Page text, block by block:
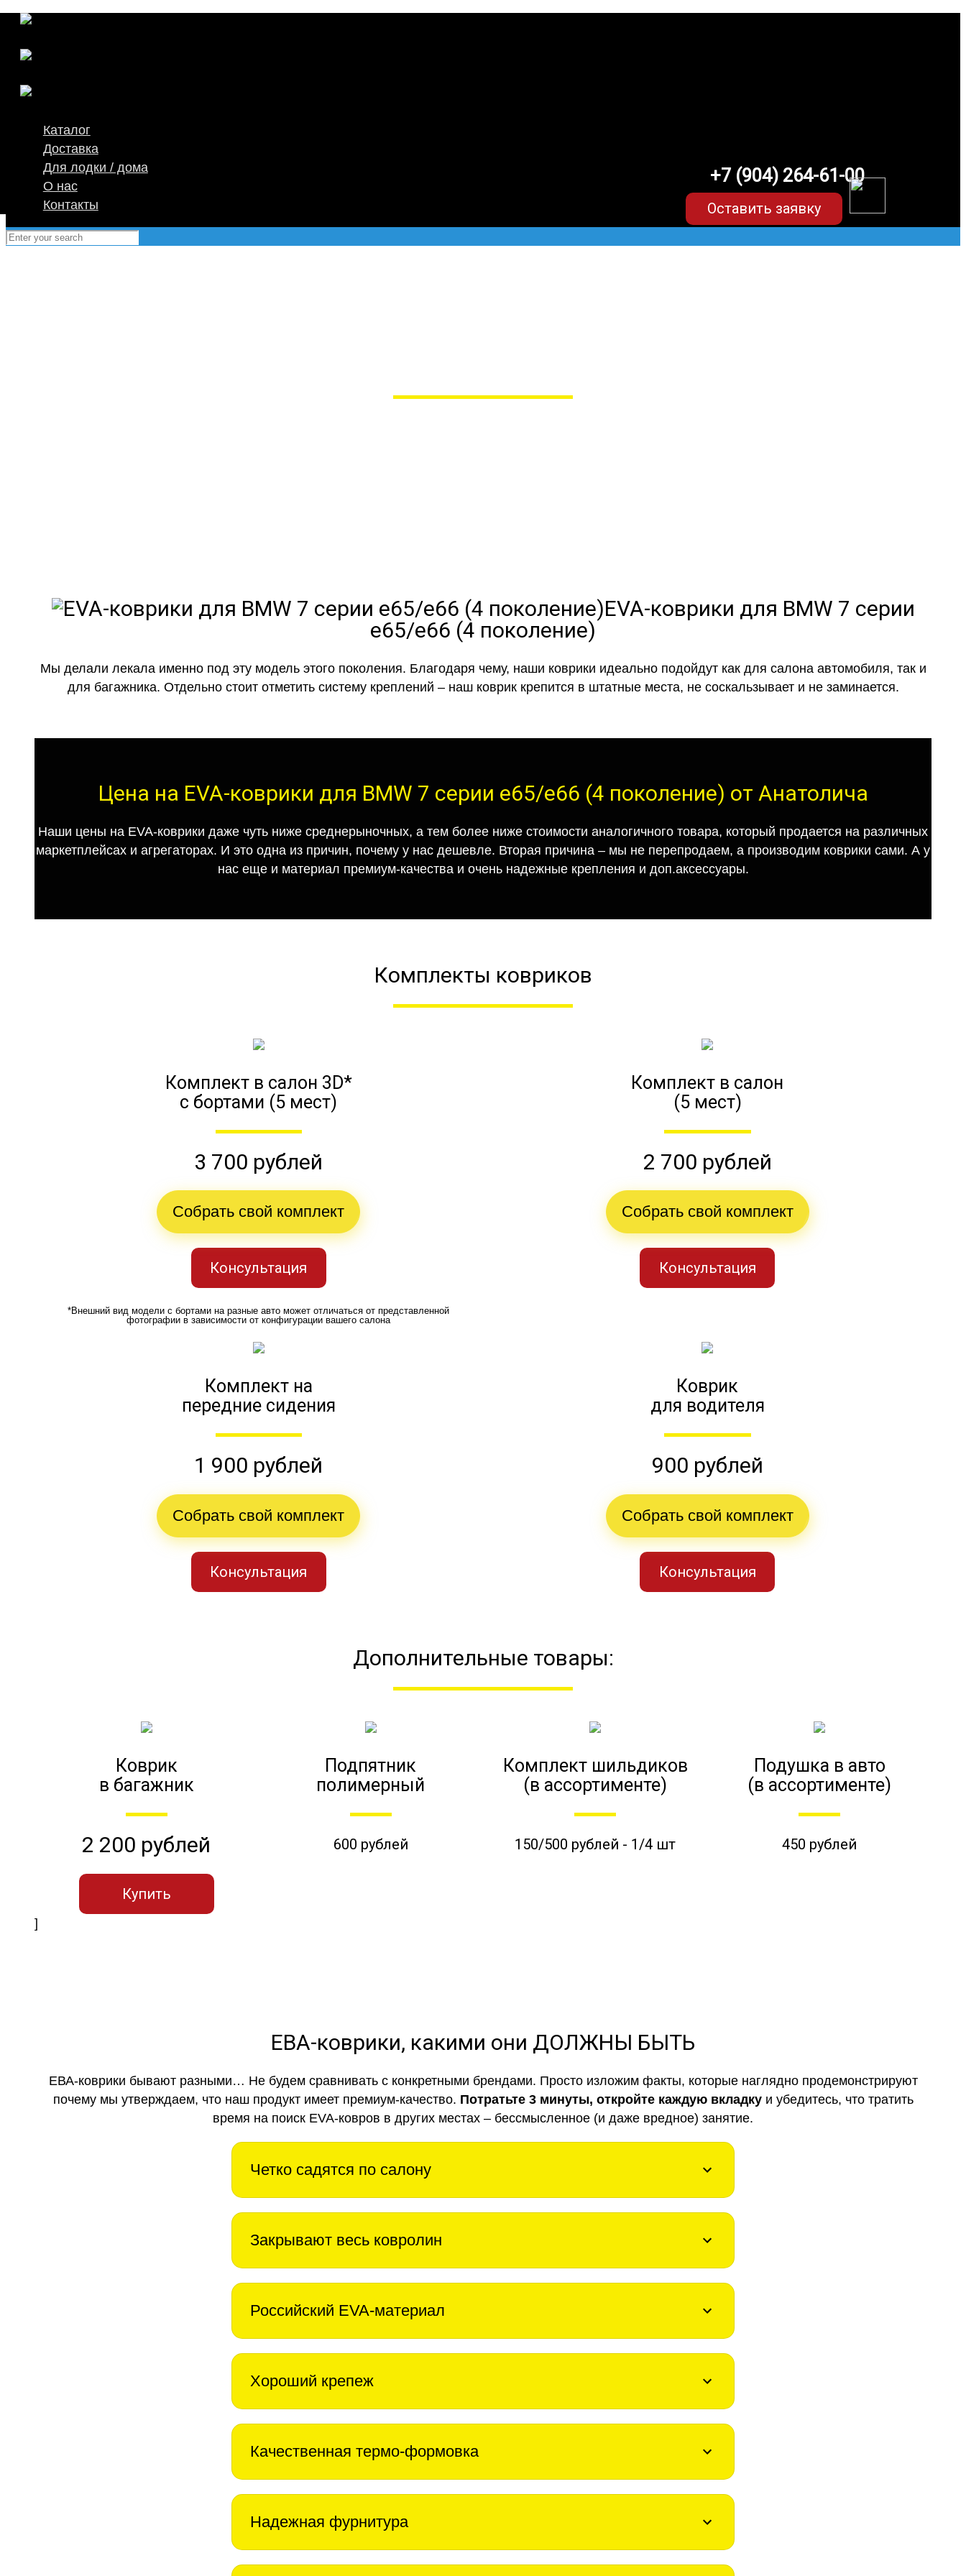
Каталог
Доставка
Для лодки / дома
О нас
Контакты
+7 (904) 264-61-00
Оставить заявку
EVA-коврики для BMW 7 серии
e65/e66 (4 поколение)
Мы делали лекала именно под эту модель этого поколения. Благодаря чему, наши коврики идеально подойдут как для салона автомобиля, так и
для багажника. Отдельно стоит отметить систему креплений – наш коврик крепится в штатные места, не соскальзывает и не заминается.
Цена на EVA-коврики для BMW 7 серии e65/e66 (4 поколение) от Анатолича
Наши цены на EVA-коврики даже чуть ниже среднерыночных, а тем более ниже стоимости аналогичного товара, который продается на различных
маркетплейсах и агрегаторах. И это одна из причин, почему у нас дешевле. Вторая причина – мы не перепродаем, а производим коврики сами. А у
нас еще и материал премиум-качества и очень надежные крепления и доп.аксессуары.
Комплекты ковриков
Комплект в салон 3D*
с бортами (5 мест)
3 700 рублей
Собрать свой комплект
Консультация
*Внешний вид модели с бортами на разные авто может отличаться от представленной
фотографии в зависимости от конфигурации вашего салона
Комплект в салон
(5 мест)
2 700 рублей
Собрать свой комплект
Консультация
Комплект на
передние сидения
1 900 рублей
Собрать свой комплект
Консультация
Коврик
для водителя
900 рублей
Собрать свой комплект
Консультация
Дополнительные товары:
Коврик
в багажник
2 200 рублей
Купить
Подпятник
полимерный
600 рублей
Комплект шильдиков
(в ассортименте)
150/500 рублей - 1/4 шт
Подушка в авто
(в ассортименте)
450 рублей
]
ЕВА-коврики, какими они ДОЛЖНЫ БЫТЬ
ЕВА-коврики бывают разными… Не будем сравнивать с конкретными брендами. Просто изложим факты, которые наглядно продемонстрируют
почему мы утверждаем, что наш продукт имеет премиум-качество. Потратьте 3 минуты, откройте каждую вкладкуи убедитесь, что тратить
время на поиск EVA-ковров в других местах – бессмысленное (и даже вредное) занятие.
Четко садятся по салону
Закрывают весь ковролин
Российский EVA-материал
Хороший крепеж
Качественная термо-формовка
Надежная фурнитура